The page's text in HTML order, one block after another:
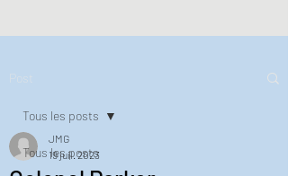
Tous les posts
Tous les posts
JMG
19 juil. 2023